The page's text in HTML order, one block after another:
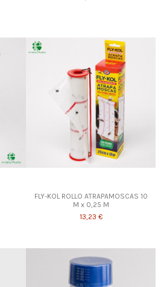
FLY-KOL ROLLO ATRAPAMOSCAS 10
M x 0,25 M
13,23 €